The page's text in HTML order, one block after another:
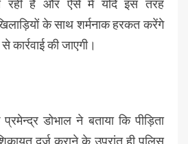
रही है और ऐसे में यदि इस तरह
के साथ शर्मनाक हरकत करेंगे
कार्रवाई की जाएगी।
डोभाल ने बताया कि पीड़िता
दर्ज कराने के उपरांत ही पुलिस